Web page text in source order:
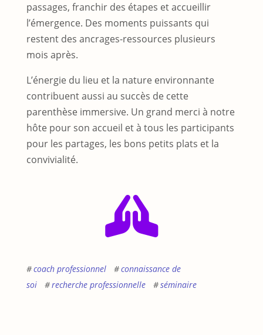
passages, franchir des étapes et accueillir
l’émergence. Des moments puissants qui
restent des ancrages-ressources plusieurs
mois après.
L’énergie du lieu et la nature environnante
contribuent aussi au succès de cette
parenthèse immersive. Un grand merci à notre
hôte pour son accueil et à tous les participants
pour les partages, les bons petits plats et la
convivialité.
coach professionnel
connaissance de
soi
recherche professionnelle séminaire